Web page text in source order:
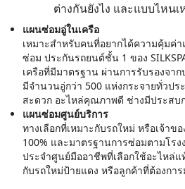
ต่างกันยังไง และแบบไหน
แผนซ่อมอู่ในเครือ
เหมาะสำหรับคนที่อยากได้ความคุ้มค่า
ซ่อม ประกันรถยนต์ชั้น 1 ของ
เครือที่มีมาตรฐาน ผ่านการรับรองจา
มีจำนวนอู่กว่า 500 แห่งกระจายทั่วปร
สะดวก อะไหล่คุณภาพดี ช่างมีประสบ
แผนซ่อมศูนย์บริการ
ทางเลือกที่เหมาะกับรถใหม่ หรือเจ้าข
100% และมาตรฐานการซ่อมตามโร
ประจำศูนย์มืออาชีพที่เลือกใช้อะไหล่แ
กับรถใหม่ป้ายแดง หรือลูกค้าที่ต้องกา